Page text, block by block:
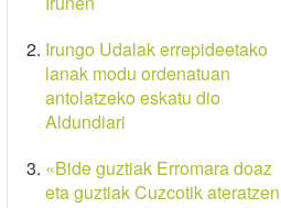
Irungo Udalak errepideetako
lanak modu ordenatuan
antolatzeko eskatu dio
Aldundiari
«Bide guztiak Erromara doaz
eta guztiak Cuzcotik ateratzen